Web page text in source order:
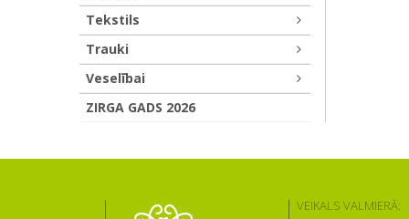
Tekstils
Trauki
Veselībai
ZIRGA GADS 2026
VEIKALS VALMIERĀ: